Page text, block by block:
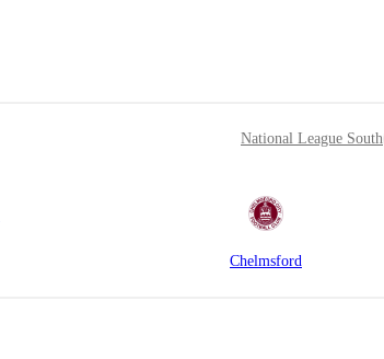
National League South
Chelmsford